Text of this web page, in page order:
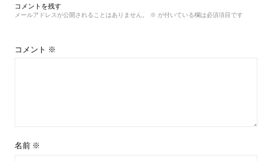
ビ
シ
コメントを残す
メールアドレスが公開されることはありません。 ※ が付いている欄は必須項目です
コメント ※
名前 ※